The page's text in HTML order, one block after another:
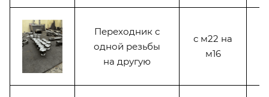
Переходник с
одной резьбы
на другую
с м22 на
м16